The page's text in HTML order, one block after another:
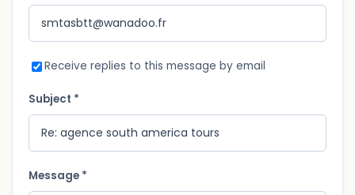
Receive replies to this message by email
Subject *
Message *